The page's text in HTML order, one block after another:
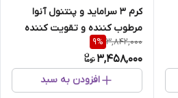
کرم 3 سراماید و پنتنول آنوا
مرطوب کننده و تقویت کننده
سد دفاعی پوست
3,842,000
9%
3,458,000
افزودن به سبد